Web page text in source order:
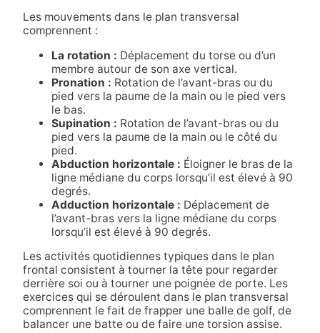
Les mouvements dans le plan transversal
comprennent :
La rotation : Déplacement du torse ou d’un
membre autour de son axe vertical.
Pronation : Rotation de l’avant-bras ou du
pied vers la paume de la main ou le pied vers
le bas.
Supination : Rotation de l’avant-bras ou du
pied vers la paume de la main ou le côté du
pied.
Abduction horizontale : Éloigner le bras de la
ligne médiane du corps lorsqu’il est élevé à 90
degrés.
Adduction horizontale : Déplacement de
l’avant-bras vers la ligne médiane du corps
lorsqu’il est élevé à 90 degrés.
Les activités quotidiennes typiques dans le plan
frontal consistent à tourner la tête pour regarder
derrière soi ou à tourner une poignée de porte. Les
exercices qui se déroulent dans le plan transversal
comprennent le fait de frapper une balle de golf, de
balancer une batte ou de faire une torsion assise.